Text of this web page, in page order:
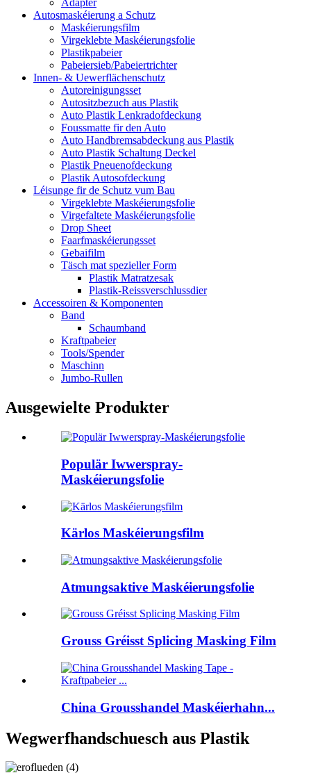
Adapter
Autosmaskéierung a Schutz
Maskéierungsfilm
Virgeklebte Maskéierungsfolie
Plastikpabeier
Pabeiersieb/Pabeiertrichter
Innen- & Uewerflächenschutz
Autoreinigungsset
Autositzbezuch aus Plastik
Auto Plastik Lenkradofdeckung
Foussmatte fir den Auto
Auto Handbremsabdeckung aus Plastik
Auto Plastik Schaltung Deckel
Plastik Pneuenofdeckung
Plastik Autosofdeckung
Léisunge fir de Schutz vum Bau
Virgeklebte Maskéierungsfolie
Virgefaltete Maskéierungsfolie
Drop Sheet
Faarfmaskéierungsset
Gebaifilm
Täsch mat spezieller Form
Plastik Matratzesak
Plastik-Reissverschlussdier
Accessoiren & Komponenten
Band
Schaumband
Kraftpabeier
Tools/Spender
Maschinn
Jumbo-Rullen
Ausgewielte Produkter
Populär Iwwerspray-
Maskéierungsfolie
Kärlos Maskéierungsfilm
Atmungsaktive Maskéierungsfolie
Grouss Gréisst Splicing Masking Film
China Grousshandel Maskéierhahn...
Wegwerfhandschuesch aus Plastik